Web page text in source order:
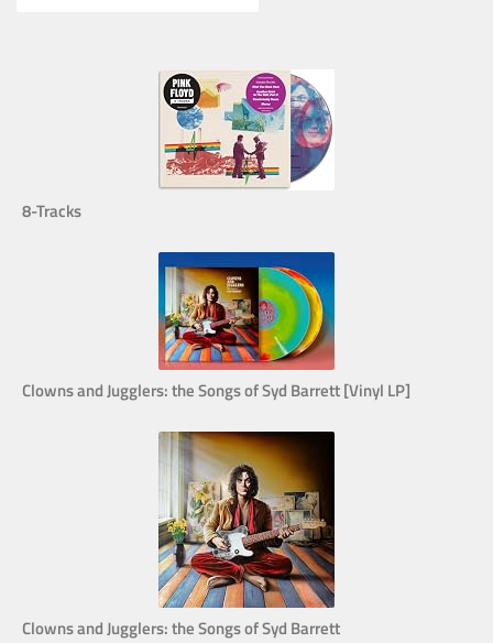
8-Tracks
Clowns and Jugglers: the Songs of Syd Barrett [Vinyl LP]
Clowns and Jugglers: the Songs of Syd Barrett